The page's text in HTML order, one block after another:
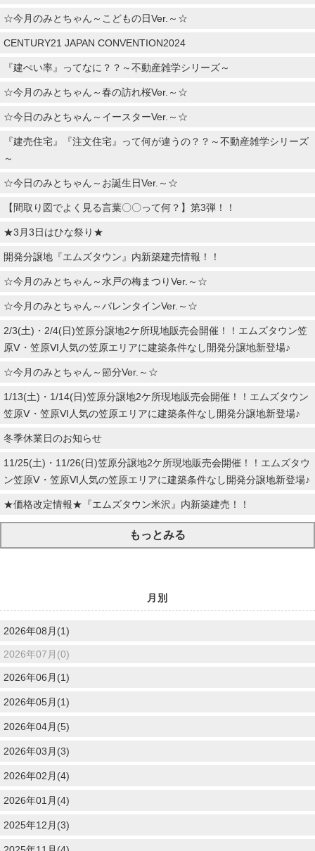
☆今月のみとちゃん～こどもの日Ver.～☆
CENTURY21 JAPAN CONVENTION2024
『建ぺい率』ってなに？？～不動産雑学シリーズ～
☆今月のみとちゃん～春の訪れ桜Ver.～☆
☆今日のみとちゃん～イースターVer.～☆
『建売住宅』『注文住宅』って何が違うの？？～不動産雑学シリーズ
～
☆今日のみとちゃん～お誕生日Ver.～☆
【間取り図でよく見る言葉〇〇って何？】第3弾！！
★3月3日はひな祭り★
開発分譲地『エムズタウン』内新築建売情報！！
☆今月のみとちゃん～水戸の梅まつりVer.～☆
☆今月のみとちゃん～バレンタインVer.～☆
2/3(土)・2/4(日)笠原分譲地2ケ所現地販売会開催！！エムズタウン笠
原Ⅴ・笠原Ⅵ人気の笠原エリアに建築条件なし開発分譲地新登場♪
☆今月のみとちゃん～節分Ver.～☆
1/13(土)・1/14(日)笠原分譲地2ケ所現地販売会開催！！エムズタウン
笠原Ⅴ・笠原Ⅵ人気の笠原エリアに建築条件なし開発分譲地新登場♪
冬季休業日のお知らせ
11/25(土)・11/26(日)笠原分譲地2ケ所現地販売会開催！！エムズタウ
ン笠原Ⅴ・笠原Ⅵ人気の笠原エリアに建築条件なし開発分譲地新登場♪
★価格改定情報★『エムズタウン米沢』内新築建売！！
もっとみる
月別
2026年08月(1)
2026年07月(0)
2026年06月(1)
2026年05月(1)
2026年04月(5)
2026年03月(3)
2026年02月(4)
2026年01月(4)
2025年12月(3)